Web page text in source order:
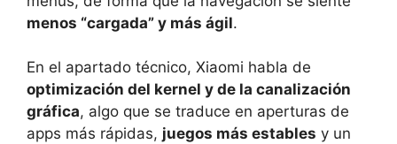
menos “cargada” y más ágil.
En el apartado técnico, Xiaomi habla de
optimización del kernel y de la canalización
gráfica, algo que se traduce en aperturas de
apps más rápidas, juegos más estables y un